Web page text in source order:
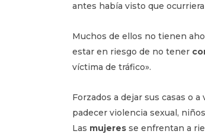
antes había visto que
Muchos de ellos no tienen
estar en riesgo de no tener
víctima de tráfico».
Forzados a dejar sus casas o
padecer violencia sexual,
Las mujeres se enfrentan a